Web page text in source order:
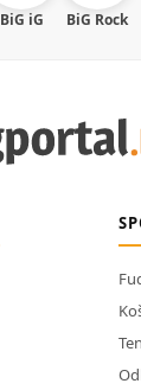
BiG iG BiG Rock